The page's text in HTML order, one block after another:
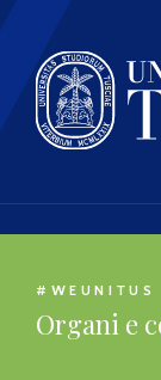
#WEUNITUS
Organi e